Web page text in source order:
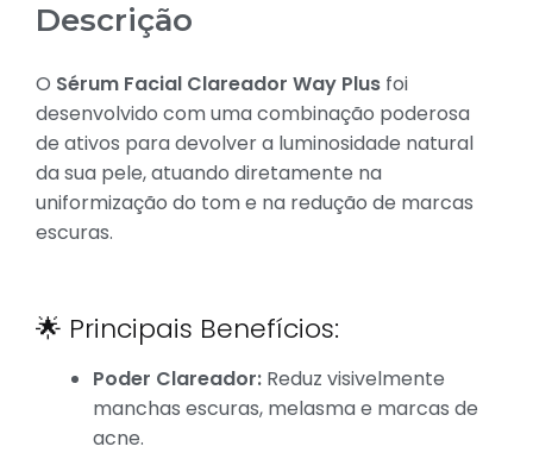
Descrição
O Sérum Facial Clareador Way Plus foi
desenvolvido com uma combinação poderosa
de ativos para devolver a luminosidade natural
da sua pele, atuando diretamente na
uniformização do tom e na redução de marcas
escuras.
🌟 Principais Benefícios:
Poder Clareador: Reduz visivelmente
manchas escuras, melasma e marcas de
acne.